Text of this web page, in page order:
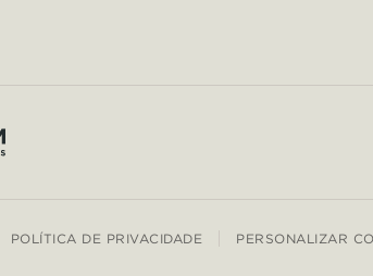
POLÍTICA DE PRIVACIDADE PERSONALIZAR